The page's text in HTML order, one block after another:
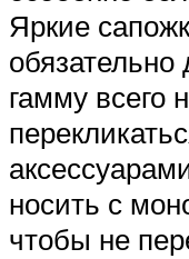
Яркие
гамму всего
носить с
чтобы не